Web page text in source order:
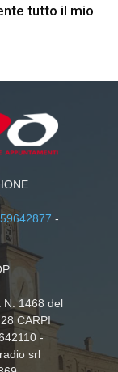
tutto il mio
-
N. 1468 del
CARPI
-
srl